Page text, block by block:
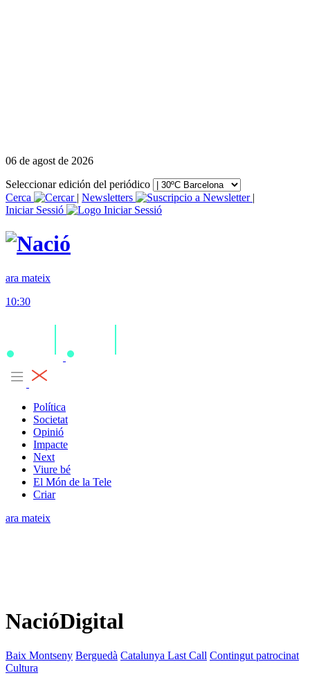
06 de agost de 2026
Seleccionar edición del periódico
Cerca
| Newsletters
|
Iniciar Sessió
ara mateix
10:30
Política
Societat
Opinió
Impacte
Next
Viure bé
El Món de la Tele
Criar
ara mateix
NacióDigital
Baix Montseny Berguedà Catalunya Last Call Contingut patrocinat
Cultura